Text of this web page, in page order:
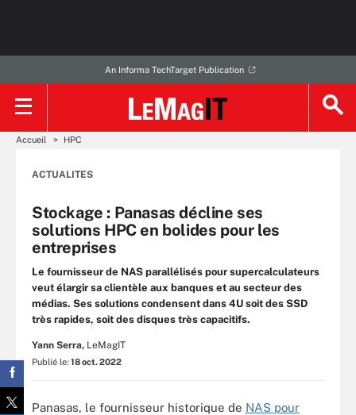
An Informa TechTarget Publication
Accueil HPC
ACTUALITES
Stockage : Panasas décline ses
solutions HPC en bolides pour les
entreprises
Le fournisseur de NAS parallélisés pour supercalculateurs
veut élargir sa clientèle aux banques et au secteur des
médias. Ses solutions condensent dans 4U soit des SSD
très rapides, soit des disques très capacitifs.
Yann Serra, LeMagIT
Publié le: 18 oct. 2022
Panasas, le fournisseur historique de NAS pour